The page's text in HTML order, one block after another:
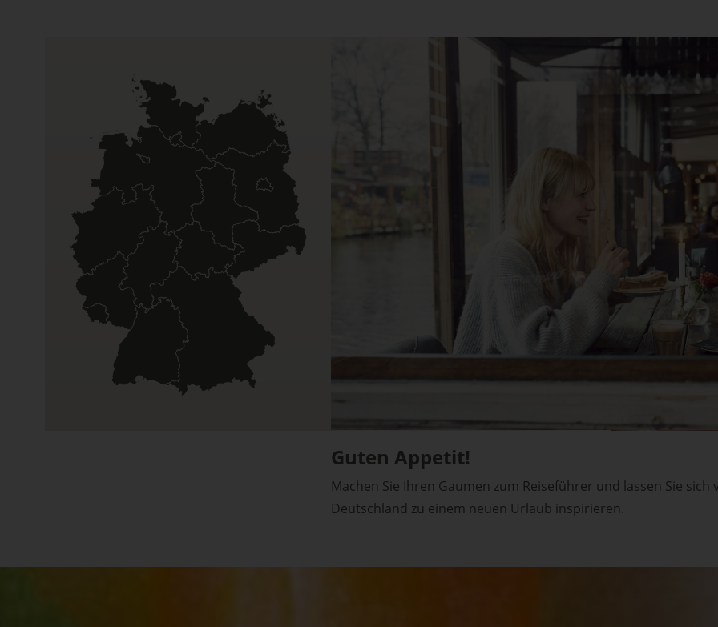
Guten Appetit!
Machen Sie Ihren Gaumen zum Reiseführer und lassen Sie
Deutschland zu einem neuen Urlaub inspirieren.
Baden-
Württemberg
verbergen. Heute sind Maultaschen
mit und ohne Fleisch eine geschätzte
Spezialität. Verstecken muss sich hier
schon lange nichts mehr.